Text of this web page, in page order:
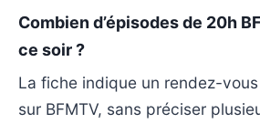
Combien d’épisodes de 20h
ce soir ?
La fiche indique un rendez-
sur BFMTV, sans préciser